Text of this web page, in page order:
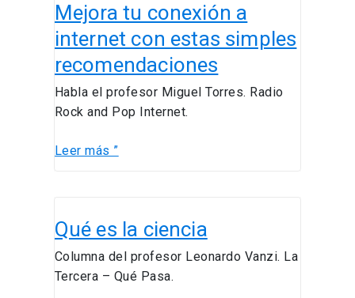
Mejora tu conexión a
internet con estas simples
recomendaciones
Habla el profesor Miguel Torres. Radio
Rock and Pop Internet.
tu
conexión
a
internet
con
estas
recomendaciones
Leer más ”
Qué es la ciencia
Columna del profesor Leonardo Vanzi. La
Tercera – Qué Pasa.
es
ciencia